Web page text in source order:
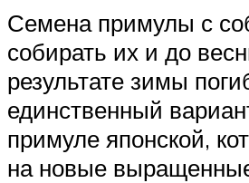
Семена примулы с
собирать их и до
результате зимы
единственный
примуле японской,
на новые